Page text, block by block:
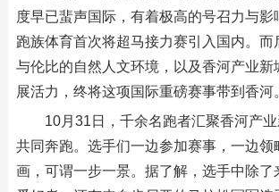
度早已蜚声国际，有着极高的号召力与影
跑族体育首次将超马接力赛引入国内。而
与伦比的自然人文环境，以及香河产业新
展活力，终将这项国际重磅赛事带到香河
10月31日，千余名跑者汇聚香河产业
共同奔跑。选手们一边参加赛事，一边领
画，可谓一步一景。据了解，选手中除了